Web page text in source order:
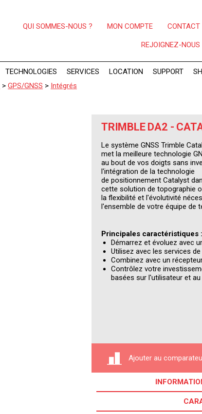
QUI SOMMES-NOUS ? MON COMPTE CONTACT
REJOIGNEZ-NOUS
TECHNOLOGIES SERVICES LOCATION SUPPORT
> GPS/GNSS > Intégrés
TRIMBLE DA2 -
Le système GNSS Trimble
met la meilleure technologie
au bout de vos doigts sans
l'intégration de la technologie
de positionnement Catalyst
cette solution de topographie
la flexibilité et l'évolutivité
l'ensemble de votre équipe de
Principales caractéristiques :
Démarrez et évoluez avec
Utilisez avec les services
Combinez avec un
Contrôlez votre
basées sur l'utilisateur et
Ajouter au